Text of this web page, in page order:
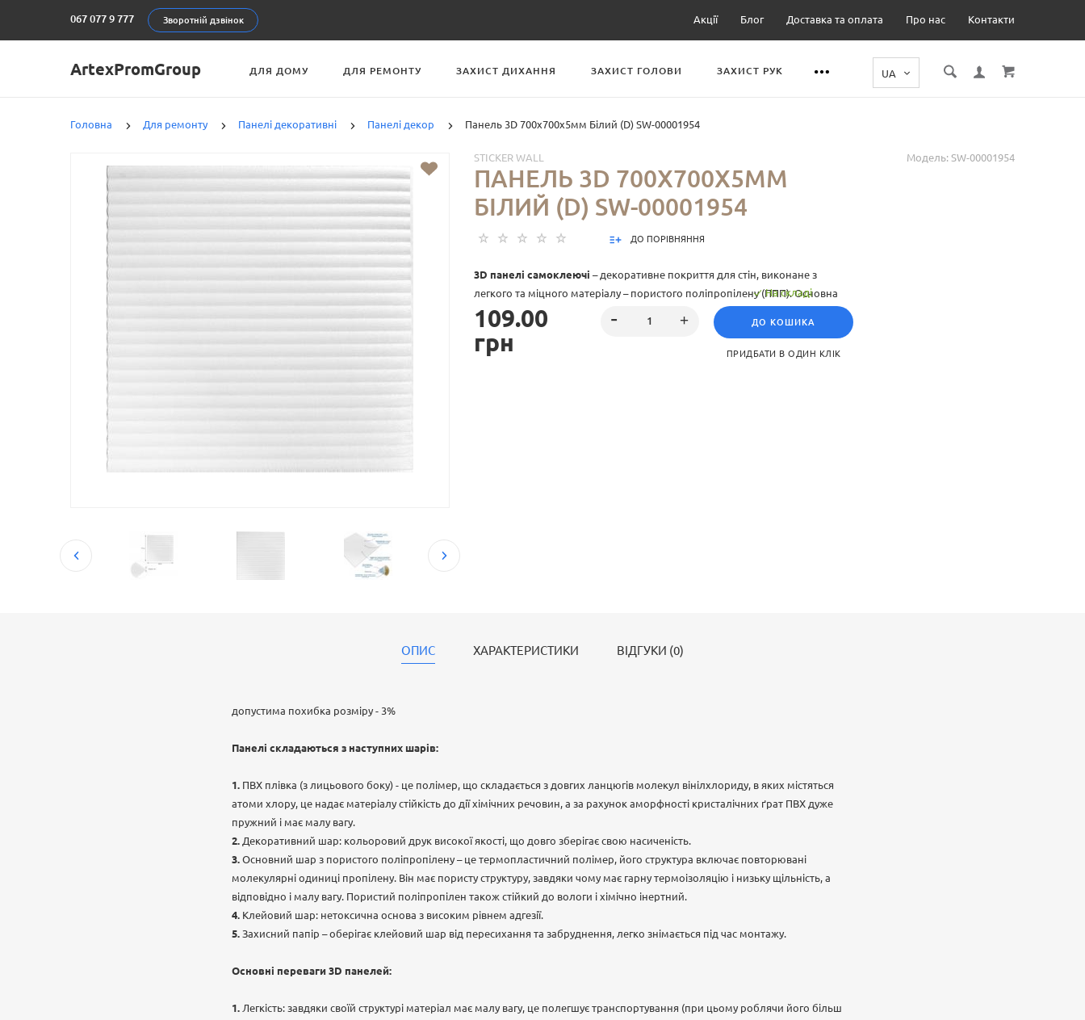
067 077 9 777 Зворотній дзвінок Акції Блог Доставка та оплата Про нас Контакти
ArtexPromGroup ДЛЯ ДОМУ ДЛЯ РЕМОНТУ ЗАХИСТ ДИХАННЯ ЗАХИСТ ГОЛОВИ ЗАХИСТ РУК
Головна Для ремонту Панелі декоративні Панелі декор Панель 3D 700х700х5мм Білий (D) SW-00001954
Модель: SW-00001954
STICKER WALL
ПАНЕЛЬ 3D 700Х700Х5ММ
БІЛИЙ (D) SW-00001954
ДО ПОРІВНЯННЯ
3D панелі самоклеючі – декоративне покриття для стін, виконане з
легкого та міцного матеріалу – пористого поліпропілену (ППП). Основна
особливість – рельєфний малюнок у вигляді цегли у широкому
різноманітті кольорів та наявність клейового шару, що дозволяє
встановити панелі без необхідності застосування додаткових матеріалів.
109.00
грн
На складі
ДО КОШИКА
ПРИДБАТИ В ОДИН КЛІК
ОПИС ХАРАКТЕРИСТИКИ ВІДГУКИ (0)
допустима похибка розміру - 3%
Панелі складаються з наступних шарів:
ПВХ плівка (з лицьового боку) - це полімер, що складається з довгих ланцюгів молекул вінілхлориду, в яких містяться
атоми хлору, це надає матеріалу стійкість до дії хімічних речовин, а за рахунок аморфності кристалічних ґрат ПВХ дуже
пружний і має малу вагу.
Декоративний шар: кольоровий друк високої якості, що довго зберігає свою насиченість.
Основний шар з пористого поліпропілену – це термопластичний полімер, його структура включає повторювані
молекулярні одиниці пропілену. Він має пористу структуру, завдяки чому має гарну термоізоляцію і низьку щільність, а
відповідно і малу вагу. Пористий поліпропілен також стійкий до вологи і хімічно інертний.
Клейовий шар: нетоксична основа з високим рівнем адгезії.
Захисний папір – оберігає клейовий шар від пересихання та забруднення, легко знімається під час монтажу.
Основні переваги 3D панелей:
Легкість: завдяки своїй структурі матеріал має малу вагу, це полегшує транспортування (при цьому роблячи його більш